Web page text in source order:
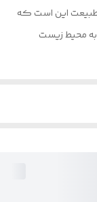
طبیعت این است که
محیط زیست